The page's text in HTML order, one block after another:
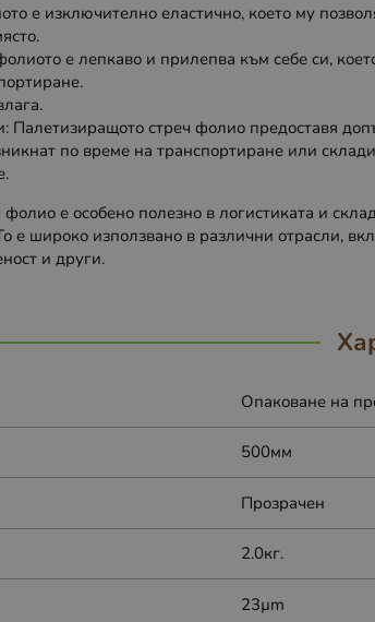
е изключително еластично, което му
е лепкаво и прилепва към себе си,
Палетизиращото стреч фолио предоставя
по време на транспортиране или
е особено полезно в логистиката и
е широко използвано в различни отрасли,
и други.
Опаковане на
500мм
Прозрачен
2.0кг.
23µm